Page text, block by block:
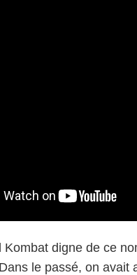
Kombat digne de ce
le passé, on avait